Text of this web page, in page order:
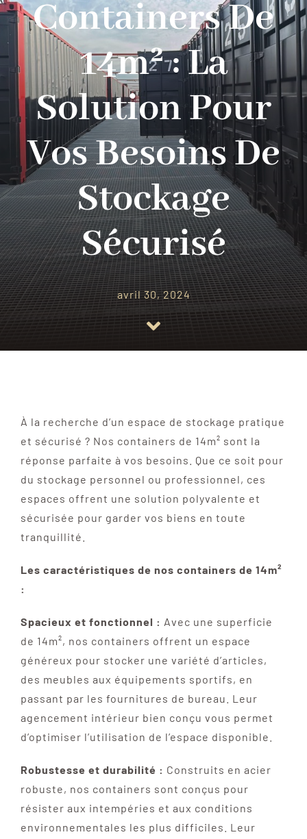
Contact
Containers De
14m² : La
Solution Pour
Vos Besoins De
Stockage
Sécurisé
avril 30, 2024
À la recherche d’un espace de stockage pratique
et sécurisé ? Nos containers de 14m² sont la
réponse parfaite à vos besoins. Que ce soit pour
du stockage personnel ou professionnel, ces
espaces offrent une solution polyvalente et
sécurisée pour garder vos biens en toute
tranquillité.
Les caractéristiques de nos containers de 14m²
:
Spacieux et fonctionnel : Avec une superficie
de 14m², nos containers offrent un espace
généreux pour stocker une variété d’articles,
des meubles aux équipements sportifs, en
passant par les fournitures de bureau. Leur
agencement intérieur bien conçu vous permet
d’optimiser l’utilisation de l’espace disponible.
Robustesse et durabilité : Construits en acier
robuste, nos containers sont conçus pour
résister aux intempéries et aux conditions
environnementales les plus difficiles. Leur